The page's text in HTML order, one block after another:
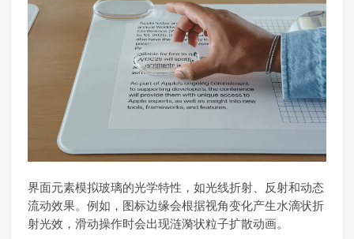
界面元素模拟玻璃的光学特性，如光线折射、反射和动态
流动效果。例如，图标边缘会根据视角变化产生水滴状折
射光效，滑动操作时会出现涟漪状粒子扩散动画。